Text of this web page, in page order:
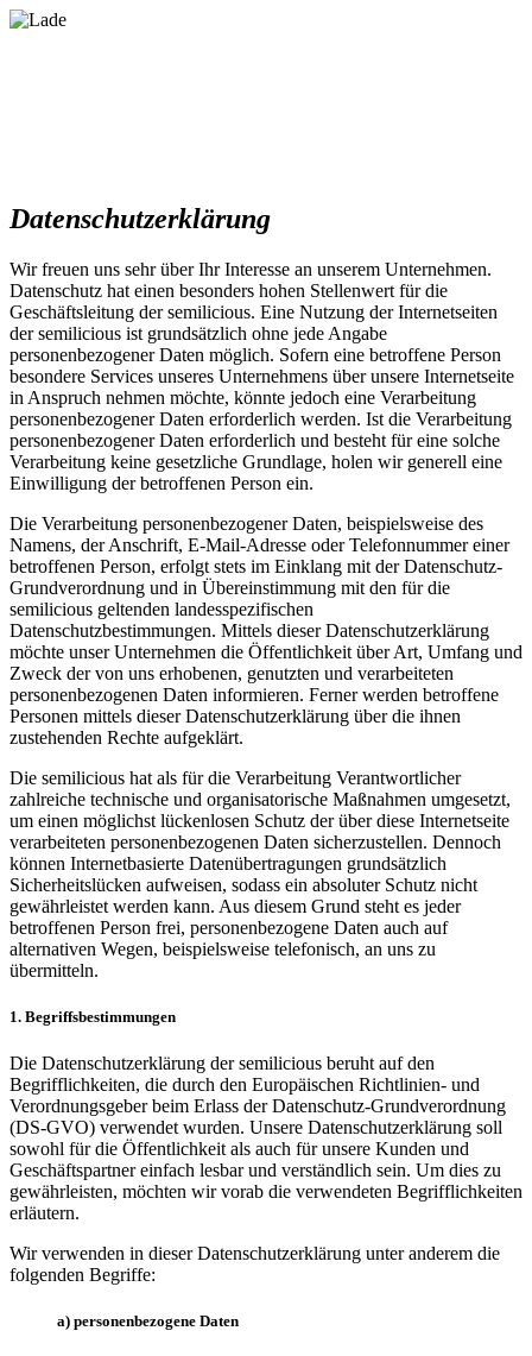
Datenschutzerklärung
Wir freuen uns sehr über Ihr Interesse an unserem Unternehmen.
Datenschutz hat einen besonders hohen Stellenwert für die
Geschäftsleitung der semilicious. Eine Nutzung der Internetseiten
der semilicious ist grundsätzlich ohne jede Angabe
personenbezogener Daten möglich. Sofern eine betroffene Person
besondere Services unseres Unternehmens über unsere Internetseite
in Anspruch nehmen möchte, könnte jedoch eine Verarbeitung
personenbezogener Daten erforderlich werden. Ist die Verarbeitung
personenbezogener Daten erforderlich und besteht für eine solche
Verarbeitung keine gesetzliche Grundlage, holen wir generell eine
Einwilligung der betroffenen Person ein.
Die Verarbeitung personenbezogener Daten, beispielsweise des
Namens, der Anschrift, E-Mail-Adresse oder Telefonnummer einer
betroffenen Person, erfolgt stets im Einklang mit der Datenschutz-
Grundverordnung und in Übereinstimmung mit den für die
semilicious geltenden landesspezifischen
Datenschutzbestimmungen. Mittels dieser Datenschutzerklärung
möchte unser Unternehmen die Öffentlichkeit über Art, Umfang und
Zweck der von uns erhobenen, genutzten und verarbeiteten
personenbezogenen Daten informieren. Ferner werden betroffene
Personen mittels dieser Datenschutzerklärung über die ihnen
zustehenden Rechte aufgeklärt.
Die semilicious hat als für die Verarbeitung Verantwortlicher
zahlreiche technische und organisatorische Maßnahmen umgesetzt,
um einen möglichst lückenlosen Schutz der über diese Internetseite
verarbeiteten personenbezogenen Daten sicherzustellen. Dennoch
können Internetbasierte Datenübertragungen grundsätzlich
Sicherheitslücken aufweisen, sodass ein absoluter Schutz nicht
gewährleistet werden kann. Aus diesem Grund steht es jeder
betroffenen Person frei, personenbezogene Daten auch auf
alternativen Wegen, beispielsweise telefonisch, an uns zu
übermitteln.
1. Begriffsbestimmungen
Die Datenschutzerklärung der semilicious beruht auf den
Begrifflichkeiten, die durch den Europäischen Richtlinien- und
Verordnungsgeber beim Erlass der Datenschutz-Grundverordnung
(DS-GVO) verwendet wurden. Unsere Datenschutzerklärung soll
sowohl für die Öffentlichkeit als auch für unsere Kunden und
Geschäftspartner einfach lesbar und verständlich sein. Um dies zu
gewährleisten, möchten wir vorab die verwendeten Begrifflichkeiten
erläutern.
Wir verwenden in dieser Datenschutzerklärung unter anderem die
folgenden Begriffe:
a) personenbezogene Daten